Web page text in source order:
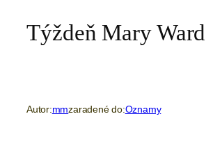
Týždeň Mary
Autor:mmzaradené do:Oznamy